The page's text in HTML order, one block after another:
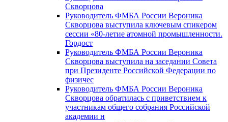
Скворцова
Руководитель ФМБА России Вероника
Скворцова выступила ключевым спикером
сессии «80-летие атомной промышленности.
Гордост
Руководитель ФМБА России Вероника
Скворцова выступила на заседании Совета
при Президенте Российской Федерации по
физичес
Руководитель ФМБА России Вероника
Скворцова обратилась с приветствием к
участникам общего собрания Российской
академии н